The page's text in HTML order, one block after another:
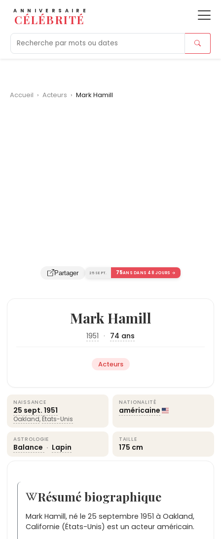
ANNIVERSAIRE
CÉLÉBRITÉ
Aujourd'hui Tendances Morts
Accueil › Acteurs › Mark Hamill
Partager 25 SEPT. 75ANS DANS 48 JOURS →
Mark Hamill
1951 · 74 ans
Acteurs
NAISSANCE
25 sept. 1951
Oakland, États-Unis
NATIONALITÉ
américaine
ASTROLOGIE
Balance · Lapin
TAILLE
175 cm
Résumé biographique
Mark Hamill, né le 25 septembre 1951 à Oakland,
Californie (États-Unis) est un acteur américain.